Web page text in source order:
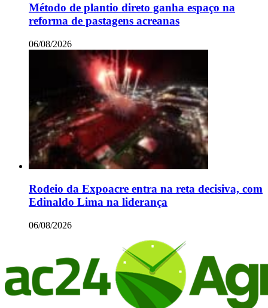
Método de plantio direto ganha espaço na
reforma de pastagens acreanas
06/08/2026
Rodeio da Expoacre entra na reta decisiva, com
Edinaldo Lima na liderança
06/08/2026